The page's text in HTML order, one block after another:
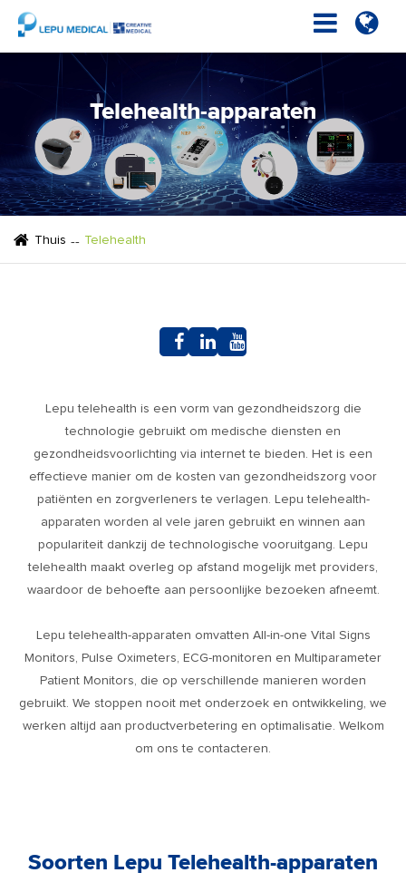
Telehealth-apparaten
Thuis Telehealth
Lepu telehealth is een vorm van gezondheidszorg die
technologie gebruikt om medische diensten en
gezondheidsvoorlichting via internet te bieden. Het is een
effectieve manier om de kosten van gezondheidszorg voor
patiënten en zorgverleners te verlagen. Lepu telehealth-
apparaten worden al vele jaren gebruikt en winnen aan
populariteit dankzij de technologische vooruitgang. Lepu
telehealth maakt overleg op afstand mogelijk met providers,
waardoor de behoefte aan persoonlijke bezoeken afneemt.
Lepu telehealth-apparaten omvatten All-in-one Vital Signs
Monitors, Pulse Oximeters, ECG-monitoren en Multiparameter
Patient Monitors, die op verschillende manieren worden
gebruikt. We stoppen nooit met onderzoek en ontwikkeling, we
werken altijd aan productverbetering en optimalisatie. Welkom
om ons te contacteren.
Soorten Lepu Telehealth-apparaten